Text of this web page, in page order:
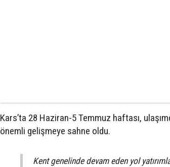
Kars’ta 28 Haziran-5 Temmuz haftası,
önemli gelişmeye sahne oldu.
Kent genelinde devam eden yol